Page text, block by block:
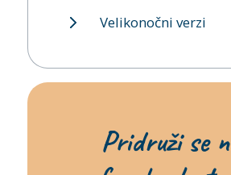
Velikonočni verzi
Pridruži se